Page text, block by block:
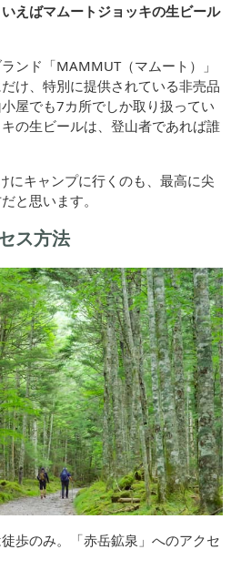
えばマムートジョッキの生ビール
ンド「MAMMUT（マムート）」
け、特別に提供されている非売品
屋でも7カ所でしか取り扱ってい
の生ビールは、登山者であれば誰
にキャンプに行くのも、最高に尖
と思います。
ス方法
歩のみ。「赤岳鉱泉」へのアクセ